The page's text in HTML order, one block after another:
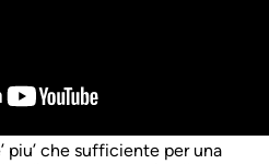
piu’ che sufficiente per una